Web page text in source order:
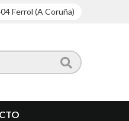
Ferrol (A Coruña)